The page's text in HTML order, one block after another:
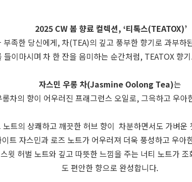
2025 CW 봄 향료 컬렉션, ‘티톡스(TEATOX)’
부족한 당신에게,차(TEA)의 깊고 풍부한 향기로 과부하
이마시며 차 한 잔을 음미하는 순간처럼, TEATOX 향
자스민 우롱 차(Jasmine Oolong Tea)는
차의 향이 어우러진 프래그런스 오일로, 그윽하고 우
노트의 상쾌하고 깨끗한 허브 향이 차분하면서도 가벼운
트 자스민과 로즈 노트가 어우러져 더욱 풍성하고 우아
윗 허벌 노트와 깊고 따뜻한 느낌을 주는 너티 노트가
도 편안한 향으로 완성합니다.